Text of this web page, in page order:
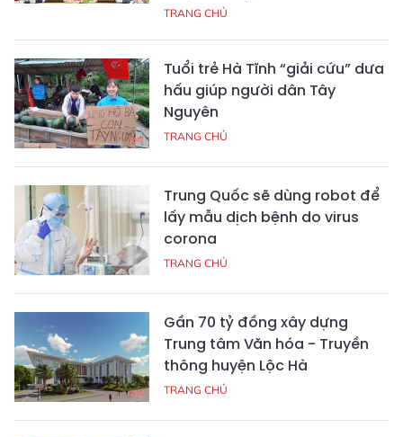
TRANG CHỦ
Tuổi trẻ Hà Tĩnh “giải cứu” dưa
hấu giúp người dân Tây
Nguyên
TRANG CHỦ
Trung Quốc sẽ dùng robot để
lấy mẫu dịch bệnh do virus
corona
TRANG CHỦ
Gần 70 tỷ đồng xây dựng
Trung tâm Văn hóa - Truyền
thông huyện Lộc Hà
TRANG CHỦ